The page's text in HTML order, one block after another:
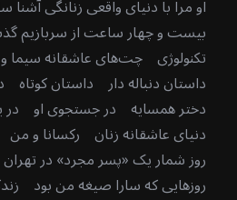
او مرا با دنیای واقعی زنانگی
بیست و چهار ساعت از سربازیم
تکنولوژی چت‌های عاشقانه سیما و
داستان دنباله دار داستان کوتاه
دختر همسایه در جستجوی او
دنیای عاشقانه زنان رکسانا و من
روز شمار یک «پسر مجرد» در تهران
روزهایی که سارا صیغه من بود